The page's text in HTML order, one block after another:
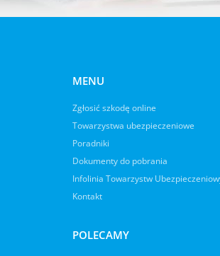
MENU
Zgłosić szkodę online
Towarzystwa ubezpieczeniowe
Poradniki
Dokumenty do pobrania
Infolinia Towarzystw
Kontakt
POLECAMY